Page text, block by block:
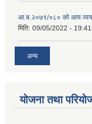
आ.ब.२०७९/०८० को आय व्यय
मिति: 09/05/2022 - 19:41
अन्य
योजना तथा